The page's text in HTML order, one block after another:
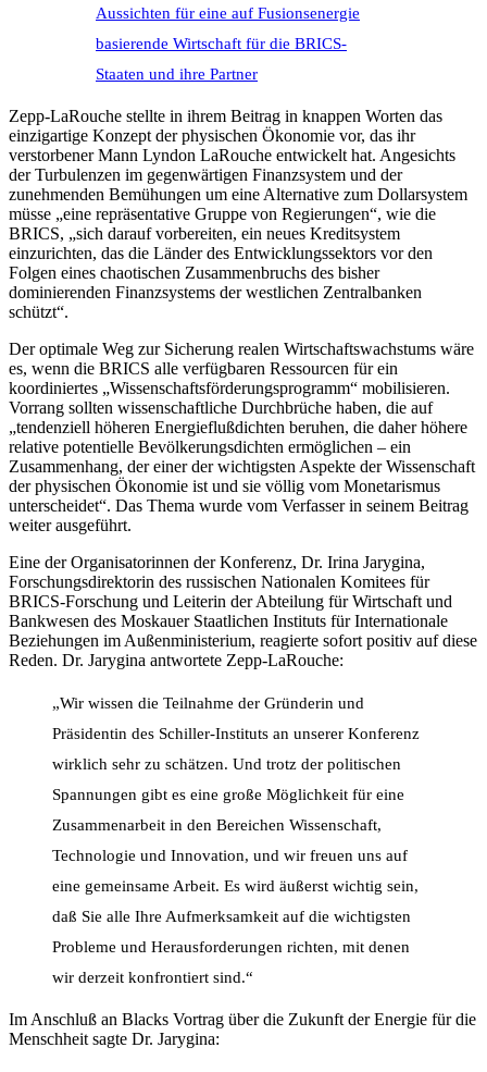
Aussichten für eine auf Fusionsenergie
basierende Wirtschaft für die BRICS-
Staaten und ihre Partner
Zepp-LaRouche stellte in ihrem Beitrag in knappen Worten das
einzigartige Konzept der physischen Ökonomie vor, das ihr
verstorbener Mann Lyndon LaRouche entwickelt hat. Angesichts
der Turbulenzen im gegenwärtigen Finanzsystem und der
zunehmenden Bemühungen um eine Alternative zum Dollarsystem
müsse „eine repräsentative Gruppe von Regierungen“, wie die
BRICS, „sich darauf vorbereiten, ein neues Kreditsystem
einzurichten, das die Länder des Entwicklungssektors vor den
Folgen eines chaotischen Zusammenbruchs des bisher
dominierenden Finanzsystems der westlichen Zentralbanken
schützt“.
Der optimale Weg zur Sicherung realen Wirtschaftswachstums wäre
es, wenn die BRICS alle verfügbaren Ressourcen für ein
koordiniertes „Wissenschaftsförderungsprogramm“ mobilisieren.
Vorrang sollten wissenschaftliche Durchbrüche haben, die auf
„tendenziell höheren Energieflußdichten beruhen, die daher höhere
relative potentielle Bevölkerungsdichten ermöglichen – ein
Zusammenhang, der einer der wichtigsten Aspekte der Wissenschaft
der physischen Ökonomie ist und sie völlig vom Monetarismus
unterscheidet“. Das Thema wurde vom Verfasser in seinem Beitrag
weiter ausgeführt.
Eine der Organisatorinnen der Konferenz, Dr. Irina Jarygina,
Forschungsdirektorin des russischen Nationalen Komitees für
BRICS-Forschung und Leiterin der Abteilung für Wirtschaft und
Bankwesen des Moskauer Staatlichen Instituts für Internationale
Beziehungen im Außenministerium, reagierte sofort positiv auf diese
Reden. Dr. Jarygina antwortete Zepp-LaRouche:
„Wir wissen die Teilnahme der Gründerin und
Präsidentin des Schiller-Instituts an unserer Konferenz
wirklich sehr zu schätzen. Und trotz der politischen
Spannungen gibt es eine große Möglichkeit für eine
Zusammenarbeit in den Bereichen Wissenschaft,
Technologie und Innovation, und wir freuen uns auf
eine gemeinsame Arbeit. Es wird äußerst wichtig sein,
daß Sie alle Ihre Aufmerksamkeit auf die wichtigsten
Probleme und Herausforderungen richten, mit denen
wir derzeit konfrontiert sind.“
Im Anschluß an Blacks Vortrag über die Zukunft der Energie für die
Menschheit sagte Dr. Jarygina: